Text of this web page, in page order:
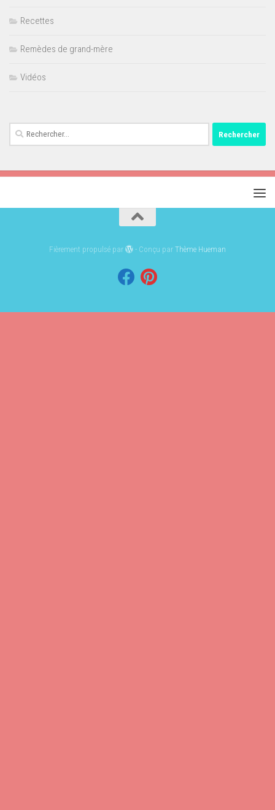
Recettes
Remèdes de grand-mère
Vidéos
Rechercher :
Fièrement propulsé par - Conçu parThème Hueman